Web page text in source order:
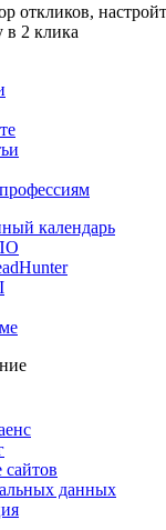
откликов,
в 2 клика
календарь
сайтов
данных